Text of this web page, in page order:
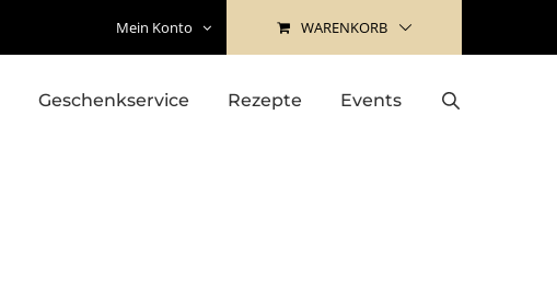
Mein Konto WARENKORB
Geschenkservice Rezepte Events